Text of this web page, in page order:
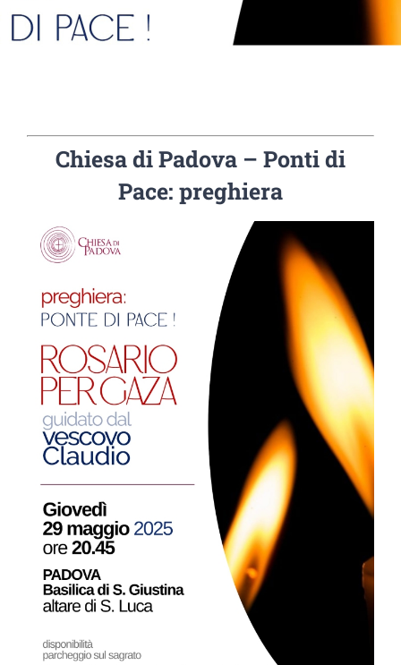
Chiesa di Padova – Ponti di
Pace: preghiera